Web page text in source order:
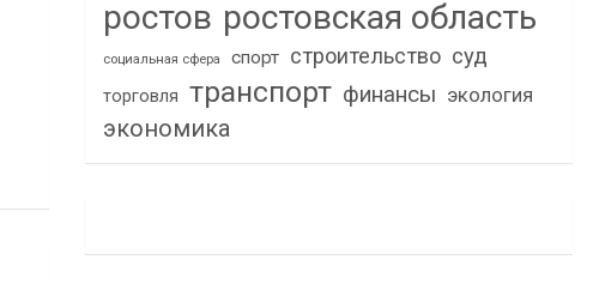
ростов ростовская область
социальная сфера спорт строительство суд
торговля транспорт финансы экология
экономика